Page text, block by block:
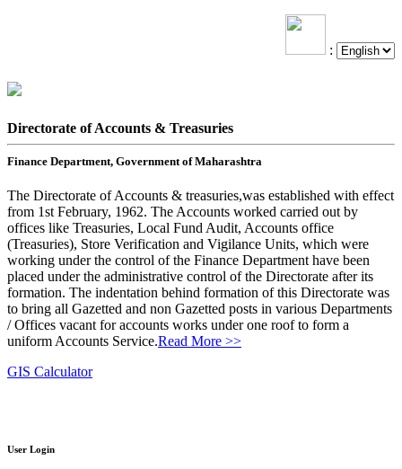
:
Directorate of Accounts & Treasuries
Finance Department, Government of Maharashtra
The Directorate of Accounts & treasuries,was established with effect
from 1st February, 1962. The Accounts worked carried out by
offices like Treasuries, Local Fund Audit, Accounts office
(Treasuries), Store Verification and Vigilance Units, which were
working under the control of the Finance Department have been
placed under the administrative control of the Directorate after its
formation. The indentation behind formation of this Directorate was
to bring all Gazetted and non Gazetted posts in various Departments
/ Offices vacant for accounts works under one roof to form a
uniform Accounts Service.Read More >>
GIS Calculator
User Login